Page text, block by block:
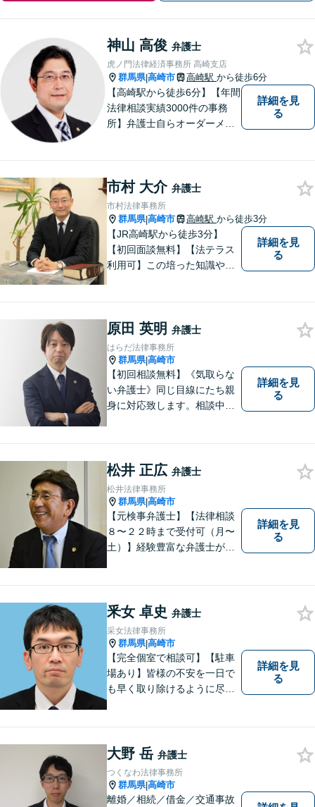
神山 高俊 弁護士
虎ノ門法律経済事務所 高崎支店
群馬県|高崎市 高崎駅 から徒歩6分
【高崎駅から徒歩6分】【年間
法律相談実績3000件の事務
所】弁護士自らオーダーメイ
とまずはご相談ください！
【土日祝日・夜間も対応可
能】
詳細を見
る
市村 大介 弁護士
市村法律事務所
群馬県|高崎市 高崎駅 から徒歩3分
【JR高崎駅から徒歩3分】
【初回面談無料】【法テラス
利用可】この培った知識や経
す。お気軽にご相談くださ
い。
詳細を見
る
原田 英明 弁護士
はらだ法律事務所
群馬県|高崎市
【初回相談無料】《気取らな
い弁護士》同じ目線にたち親
身に対応致します。相談中も
い合わせください。
詳細を見
る
松井 正広 弁護士
松井法律事務所
群馬県|高崎市
【元検事弁護士】【法律相談
８〜２２時まで受付可（月〜
土）】経験豊富な弁護士が事
自主性を尊重し、的確に対応
致します。
詳細を見
る
釆女 卓史 弁護士
采女法律事務所
群馬県|高崎市
【完全個室で相談可】【駐車
場あり】皆様の不安を一日で
も早く取り除けるように尽力
す。 ※お電話やメールでの無
料法律相談は行っておりませ
ん。
詳細を見
る
大野 岳 弁護士
つくなわ法律事務所
群馬県|高崎市
離婚／相続／借金／交通事故